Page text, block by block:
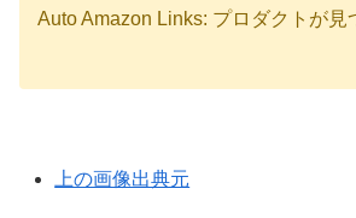
Auto Amazon Links: プロダクトが見
上の画像出典元